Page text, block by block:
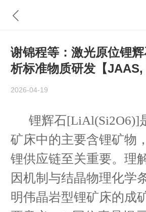
谢锦程等：激光原位锂
析标准物质研发【JAAS,
2026-04-19
锂辉石[LiAl(Si2O6)]
矿床中的主要含锂矿物
锂供应链至关重要。理
因机制与结晶物理化学
明伟晶岩型锂矿床的成